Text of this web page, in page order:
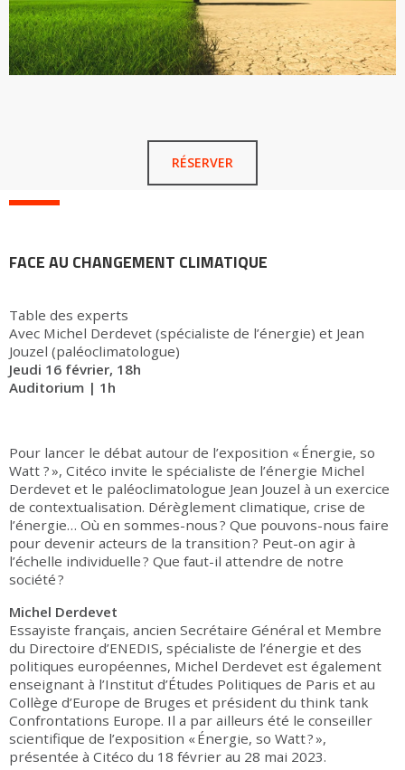
RÉSERVER
FACE AU CHANGEMENT CLIMATIQUE
Table des experts
Avec Michel Derdevet (spécialiste de l’énergie) et Jean
Jouzel (paléoclimatologue)
Jeudi 16 février, 18h
Auditorium | 1h
Pour lancer le débat autour de l’exposition « Énergie, so
Watt ? », Citéco invite le spécialiste de l’énergie Michel
Derdevet et le paléoclimatologue Jean Jouzel à un exercice
de contextualisation. Dérèglement climatique, crise de
l’énergie… Où en sommes-nous ? Que pouvons-nous faire
pour devenir acteurs de la transition ? Peut-on agir à
l’échelle individuelle ? Que faut-il attendre de notre
société ?
Michel Derdevet
Essayiste français, ancien Secrétaire Général et Membre
du Directoire d’ENEDIS, spécialiste de l’énergie et des
politiques européennes, Michel Derdevet est également
enseignant à l’Institut d’Études Politiques de Paris et au
Collège d’Europe de Bruges et président du think tank
Confrontations Europe. Il a par ailleurs été le conseiller
scientifique de l’exposition « Énergie, so Watt ? »,
présentée à Citéco du 18 février au 28 mai 2023.